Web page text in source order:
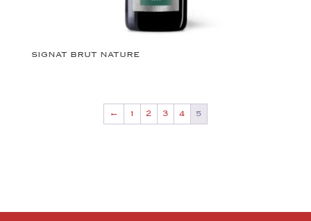
SIGNAT BRUT NATURE
← 1 2 3 4 5